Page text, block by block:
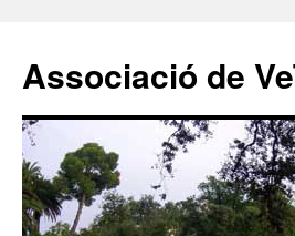
Associació de